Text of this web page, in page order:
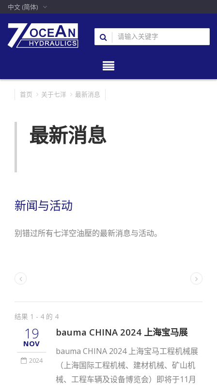
中文 (简体)
首页 关于七洋 最新消息
最新消息
新闻与活动
别错过所有七洋空油壓的最新消息与活动。
结果 1 - 4 的 4
19
NOV
2024
bauma CHINA 2024 上海宝马展
bauma CHINA 2024 上海宝马工程机械展
（上海国际工程机械、建材机械、矿山机
械、工程车辆及设备博览会）即将于11月